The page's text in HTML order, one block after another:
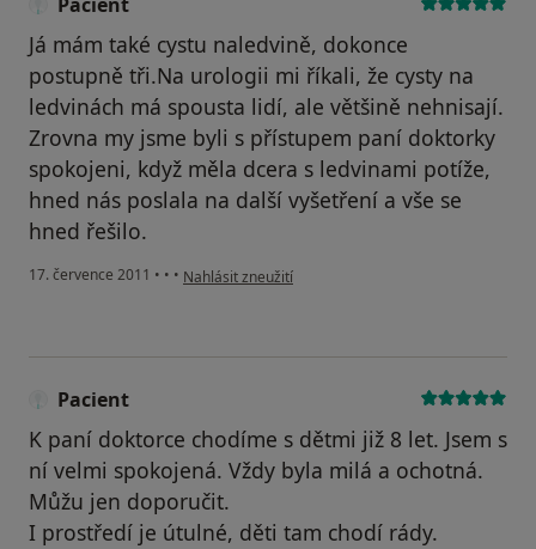
Já mám také cystu naledvině, dokonce
postupně tři.Na urologii mi říkali, že cysty na
ledvinách má spousta lidí, ale většině nehnisají.
Zrovna my jsme byli s přístupem paní doktorky
spokojeni, když měla dcera s ledvinami potíže,
hned nás poslala na další vyšetření a vše se
hned řešilo.
17. července 2011 • • • podle názoru uživatele Pacient
Nahlásit zneužití
Pacient
K paní doktorce chodíme s dětmi již 8 let. Jsem s
ní velmi spokojená. Vždy byla milá a ochotná.
Můžu jen doporučit.
I prostředí je útulné, děti tam chodí rády.